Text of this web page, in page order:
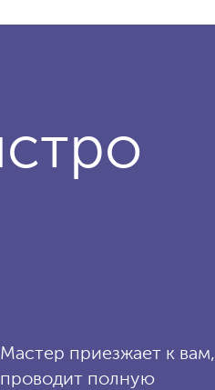
Мастер приезжает к вам,
проводит полную